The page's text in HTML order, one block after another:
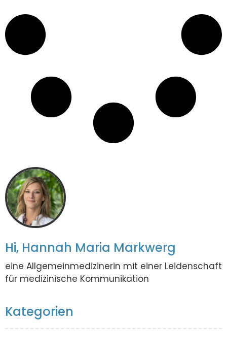
Hi, Hannah Maria Markwerg
eine Allgemeinmedizinerin mit einer Leidenschaft
für medizinische Kommunikation
Kategorien